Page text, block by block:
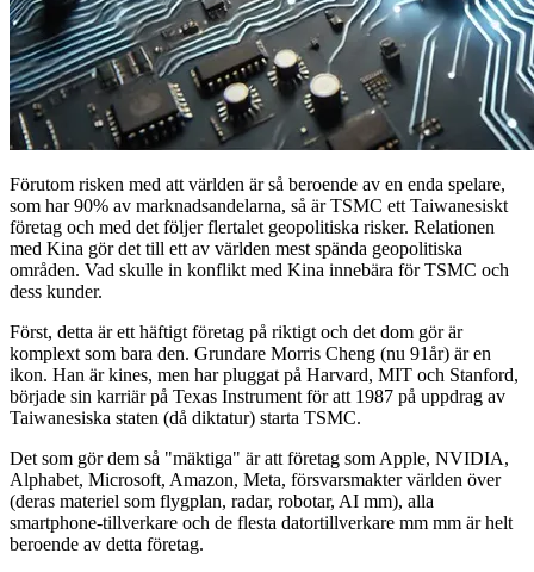
Förutom risken med att världen är så beroende av en enda spelare,
som har 90% av marknadsandelarna, så är TSMC ett Taiwanesiskt
företag och med det följer flertalet geopolitiska risker. Relationen
med Kina gör det till ett av världen mest spända geopolitiska
områden. Vad skulle in konflikt med Kina innebära för TSMC och
dess kunder.
Först, detta är ett häftigt företag på riktigt och det dom gör är
komplext som bara den. Grundare Morris Cheng (nu 91år) är en
ikon. Han är kines, men har pluggat på Harvard, MIT och Stanford,
började sin karriär på Texas Instrument för att 1987 på uppdrag av
Taiwanesiska staten (då diktatur) starta TSMC.
Det som gör dem så "mäktiga" är att företag som Apple, NVIDIA,
Alphabet, Microsoft, Amazon, Meta, försvarsmakter världen över
(deras materiel som flygplan, radar, robotar, AI mm), alla
smartphone-tillverkare och de flesta datortillverkare mm mm är helt
beroende av detta företag.